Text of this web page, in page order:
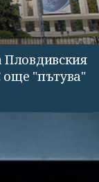
"пътува"